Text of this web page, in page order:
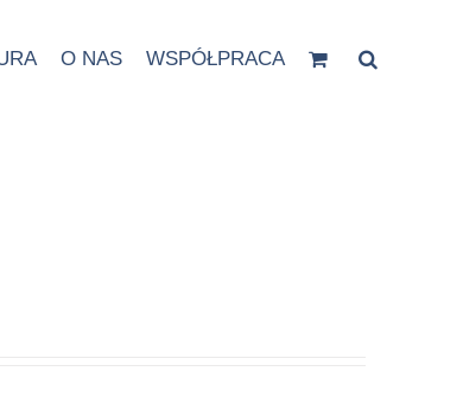
O NAS WSPÓŁPRACA